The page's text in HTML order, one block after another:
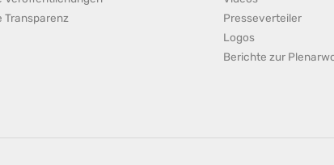
Transparenz
Presseverteiler
Logos
Berichte zur